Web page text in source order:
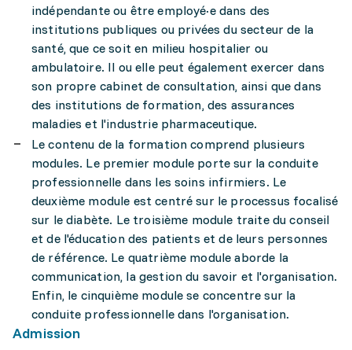
indépendante ou être employé·e dans des
institutions publiques ou privées du secteur de la
santé, que ce soit en milieu hospitalier ou
ambulatoire. Il ou elle peut également exercer dans
son propre cabinet de consultation, ainsi que dans
des institutions de formation, des assurances
maladies et l'industrie pharmaceutique.
Le contenu de la formation comprend plusieurs
modules. Le premier module porte sur la conduite
professionnelle dans les soins infirmiers. Le
deuxième module est centré sur le processus focalisé
sur le diabète. Le troisième module traite du conseil
et de l'éducation des patients et de leurs personnes
de référence. Le quatrième module aborde la
communication, la gestion du savoir et l'organisation.
Enfin, le cinquième module se concentre sur la
conduite professionnelle dans l'organisation.
Admission